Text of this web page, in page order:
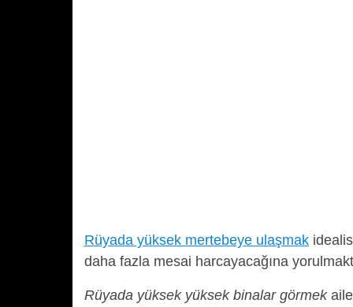
Rüyada yüksek mertebeye ulaşmak
daha fazla mesai harcayacağına
Rüyada yüksek yüksek binalar görmekaile